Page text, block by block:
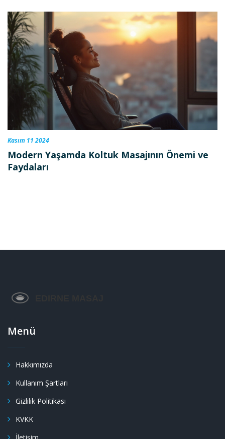
Kasım 11 2024
Modern Yaşamda Koltuk Masajının Önemi ve
Faydaları
Menü
Hakkımızda
Kullanım Şartları
Gizlilik Politikası
KVKK